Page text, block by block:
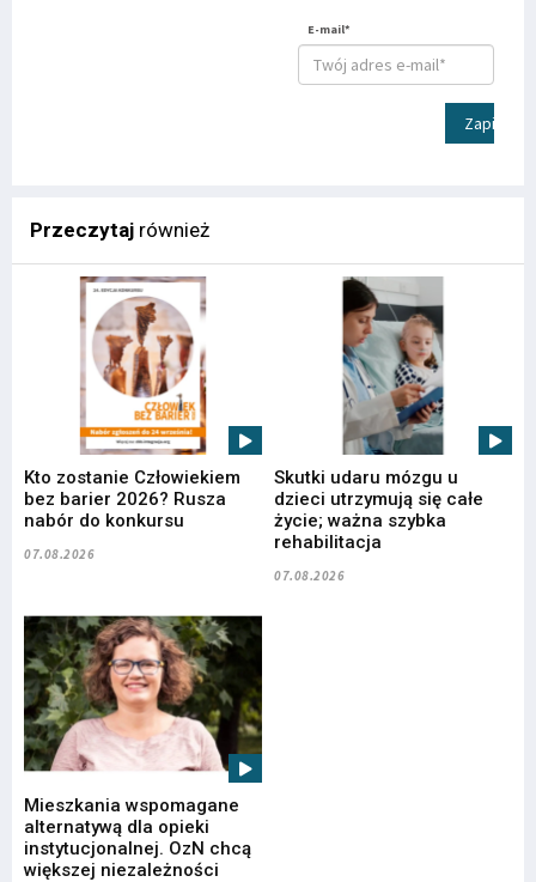
E-mail*
Zapisz
Przeczytaj również
Kto zostanie Człowiekiem
bez barier 2026? Rusza
nabór do konkursu
07.08.2026
Skutki udaru mózgu u
dzieci utrzymują się całe
życie; ważna szybka
rehabilitacja
07.08.2026
Mieszkania wspomagane
alternatywą dla opieki
instytucjonalnej. OzN chcą
większej niezależności